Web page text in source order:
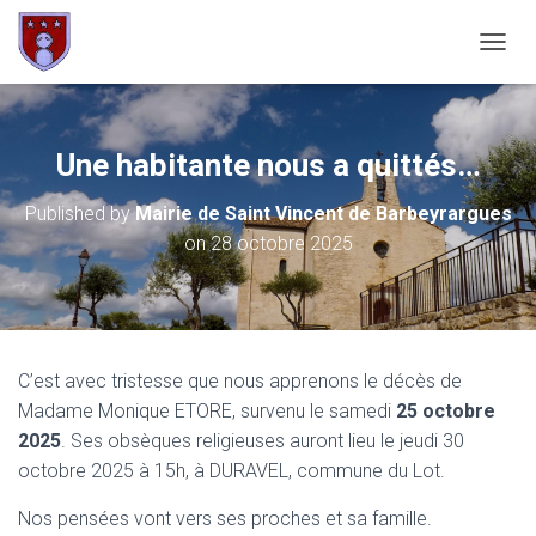
Une habitante nous a quittés…
Published byMairie de Saint Vincent de Barbeyrargues
on28 octobre 2025
C’est avec tristesse que nous apprenons le décès de
Madame Monique ETORE, survenu le samedi 25 octobre
2025. Ses obsèques religieuses auront lieu le jeudi 30
octobre 2025 à 15h, à DURAVEL, commune du Lot.
Nos pensées vont vers ses proches et sa famille.